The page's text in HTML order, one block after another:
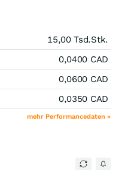
15,00 Tsd.Stk.
0,0400 CAD
0,0600 CAD
0,0350 CAD
mehr Performancedaten »